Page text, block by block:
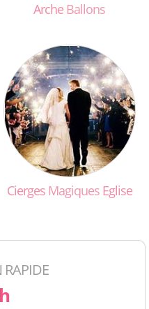
Arche Ballons
Cierges MagiquesEglise
RAPIDE